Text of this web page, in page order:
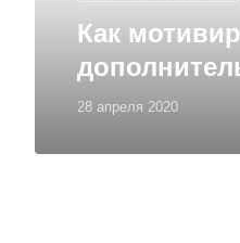
28 апреля 2020
Как